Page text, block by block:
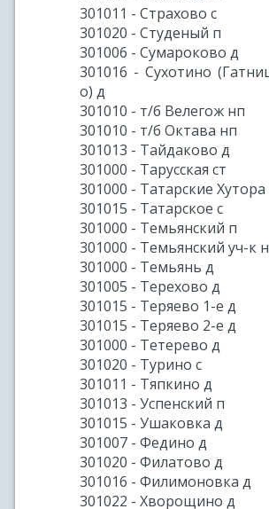
301011 - Страхово с
301020 - Студеный п
301006 - Сумароково д
301016 - Сухотино
о) д
301010 - т/б Велегож нп
301010 - т/б Октава нп
301013 - Тайдаково д
301000 - Тарусская ст
301000 - Татарские Хутора
301015 - Татарское с
301000 - Темьянский п
301000 - Темьянский уч-к
301000 - Темьянь д
301005 - Терехово д
301015 - Теряево 1-е д
301015 - Теряево 2-е д
301000 - Тетерево д
301020 - Турино с
301011 - Тяпкино д
301013 - Успенский п
301015 - Ушаковка д
301007 - Федино д
301020 - Филатово д
301016 - Филимоновка д
301022 - Хворощино д